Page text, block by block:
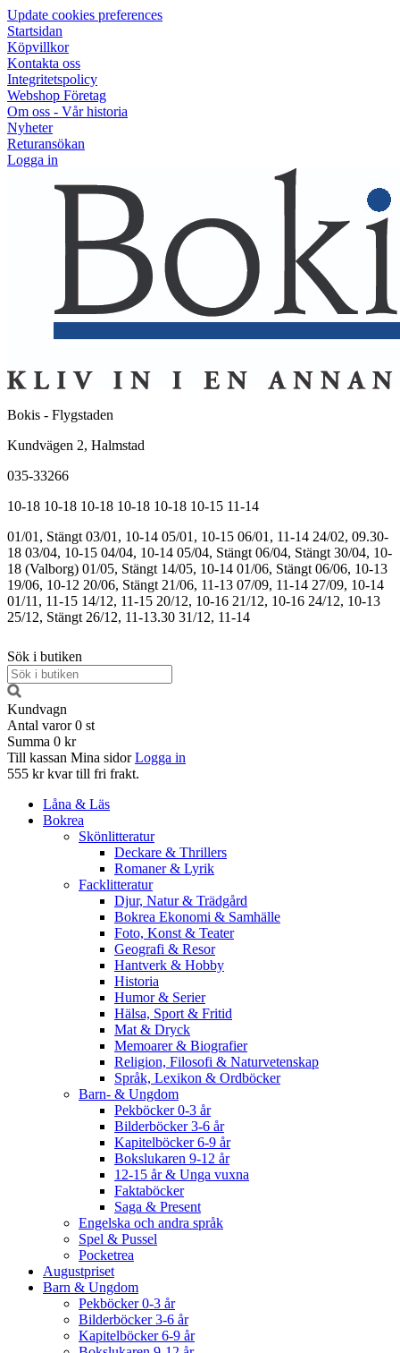
Update cookies preferences
Startsidan
Köpvillkor
Kontakta oss
Integritetspolicy
Webshop Företag
Om oss - Vår historia
Nyheter
Returansökan
Logga in
Bokis - Flygstaden
Kundvägen 2, Halmstad
035-33266
10-18 10-18 10-18 10-18 10-18 10-15 11-14
01/01, Stängt 03/01, 10-14 05/01, 10-15 06/01, 11-14 24/02, 09.30-
18 03/04, 10-15 04/04, 10-14 05/04, Stängt 06/04, Stängt 30/04, 10-
18 (Valborg) 01/05, Stängt 14/05, 10-14 01/06, Stängt 06/06, 10-13
19/06, 10-12 20/06, Stängt 21/06, 11-13 07/09, 11-14 27/09, 10-14
01/11, 11-15 14/12, 11-15 20/12, 10-16 21/12, 10-16 24/12, 10-13
25/12, Stängt 26/12, 11-13.30 31/12, 11-14
Sök i butiken
Kundvagn
Antal varor 0 st
Summa 0 kr
Till kassan Mina sidor Logga in
555 kr kvar till fri frakt.
Låna & Läs
Bokrea
Skönlitteratur
Deckare & Thrillers
Romaner & Lyrik
Facklitteratur
Djur, Natur & Trädgård
Bokrea Ekonomi & Samhälle
Foto, Konst & Teater
Geografi & Resor
Hantverk & Hobby
Historia
Humor & Serier
Hälsa, Sport & Fritid
Mat & Dryck
Memoarer & Biografier
Religion, Filosofi & Naturvetenskap
Språk, Lexikon & Ordböcker
Barn- & Ungdom
Pekböcker 0-3 år
Bilderböcker 3-6 år
Kapitelböcker 6-9 år
Bokslukaren 9-12 år
12-15 år & Unga vuxna
Faktaböcker
Saga & Present
Engelska och andra språk
Spel & Pussel
Pocketrea
Augustpriset
Barn & Ungdom
Pekböcker 0-3 år
Bilderböcker 3-6 år
Kapitelböcker 6-9 år